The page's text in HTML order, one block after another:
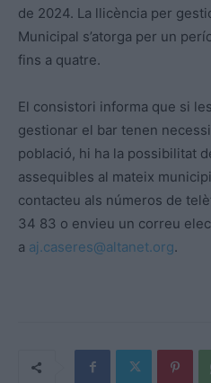
de 2024. La llicència per
Municipal s’atorga per un
fins a quatre.
El consistori informa que si
gestionar el bar tenen
població, hi ha la possibilitat
assequibles al mateix
contacteu als números de
34 83 o envieu un correu
a aj.caseres@altanet.org.